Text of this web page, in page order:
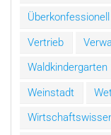
Überkonfessionell
Vertrieb
Waldkindergarten
Weinstadt